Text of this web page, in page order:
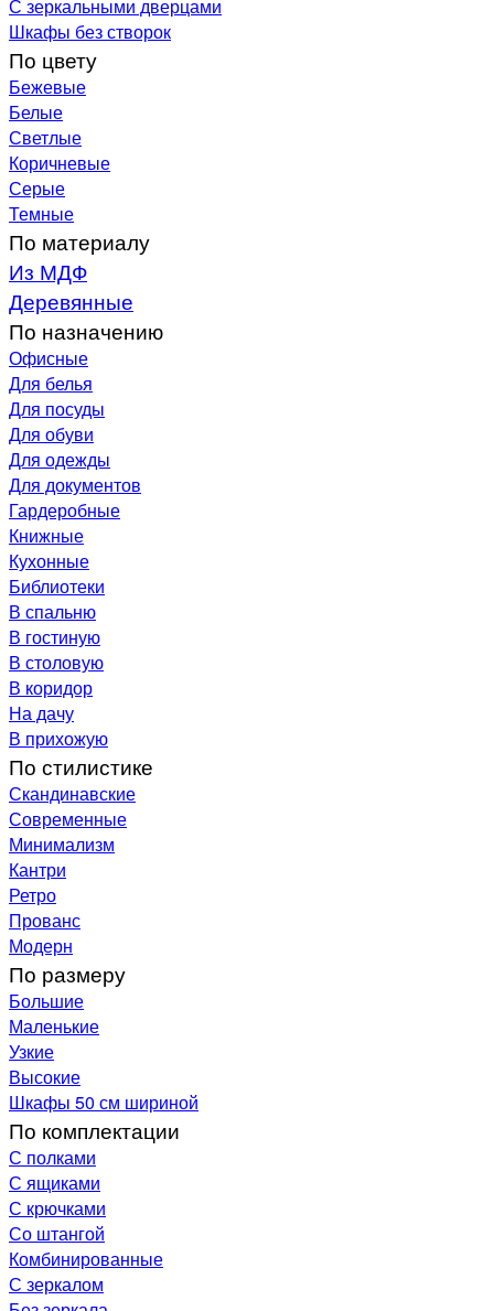
С зеркальными дверцами
Шкафы без створок
По цвету
Бежевые
Белые
Светлые
Коричневые
Серые
Темные
По материалу
Из МДФ
Деревянные
По назначению
Офисные
Для белья
Для посуды
Для обуви
Для одежды
Для документов
Гардеробные
Книжные
Кухонные
Библиотеки
В спальню
В гостиную
В столовую
В коридор
На дачу
В прихожую
По стилистике
Скандинавские
Современные
Минимализм
Кантри
Ретро
Прованс
Модерн
По размеру
Большие
Маленькие
Узкие
Высокие
Шкафы 50 см шириной
По комплектации
С полками
С ящиками
С крючками
Со штангой
Комбинированные
С зеркалом